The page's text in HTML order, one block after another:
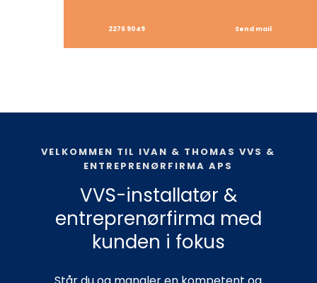
VELKOMMEN TIL IVAN​ & THOMAS VVS &
ENTREPRENØRFIRMA APS
VVS-installatør &
entreprenørfirma med
kunden i fokus
2276 9049 Send mail